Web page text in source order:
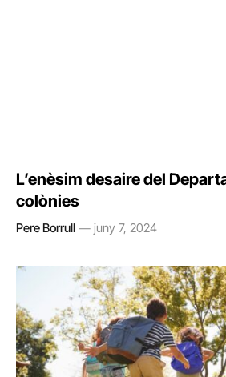
L’enèsim desaire del
colònies
Pere Borrull juny 7, 2024